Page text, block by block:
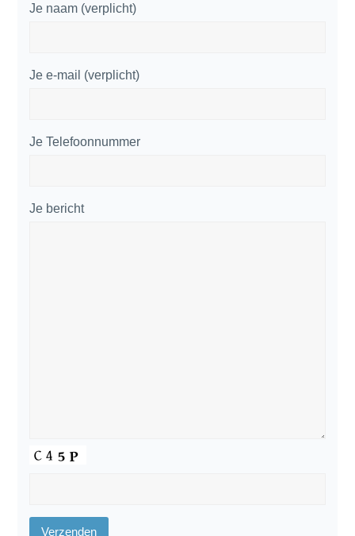
Je naam (verplicht)
Je e-mail (verplicht)
Je Telefoonnummer
Je bericht